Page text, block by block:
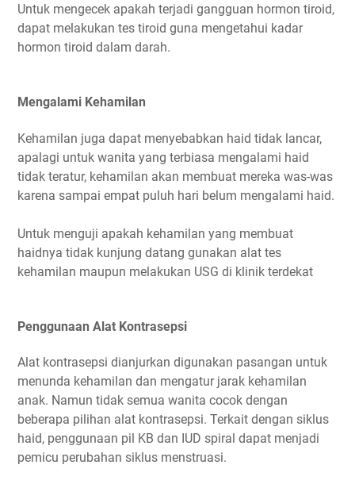
Untuk mengecek apakah terjadi gangguan hormon tiroid,
dapat melakukan tes tiroid guna mengetahui kadar
hormon tiroid dalam darah.
Mengalami Kehamilan
Kehamilan juga dapat menyebabkan haid tidak lancar,
apalagi untuk wanita yang terbiasa mengalami haid
tidak teratur, kehamilan akan membuat mereka was-was
karena sampai empat puluh hari belum mengalami haid.
Untuk menguji apakah kehamilan yang membuat
haidnya tidak kunjung datang gunakan alat tes
kehamilan maupun melakukan USG di klinik terdekat
Penggunaan Alat Kontrasepsi
Alat kontrasepsi dianjurkan digunakan pasangan untuk
menunda kehamilan dan mengatur jarak kehamilan
anak. Namun tidak semua wanita cocok dengan
beberapa pilihan alat kontrasepsi. Terkait dengan siklus
haid, penggunaan pil KB dan IUD spiral dapat menjadi
pemicu perubahan siklus menstruasi.